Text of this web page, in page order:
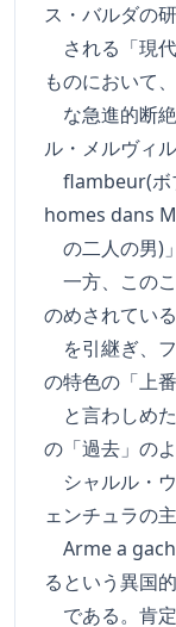
ス・バルダの
される「現
ものにおいて
な急進的断
ル・メルヴィ
flambeur(ボ
homes dans
の二人の男)
一方、この
のめされてい
を引継ぎ、
の特色の「上
と言わしめ
の「過去」の
シャルル・
ェンチュラの
Arme a
るという異国
である。肯